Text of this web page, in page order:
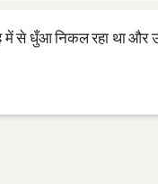
से धुँआ निकल रहा था और